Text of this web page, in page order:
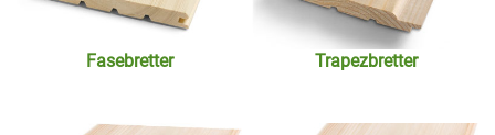
Fasebretter Trapezbretter